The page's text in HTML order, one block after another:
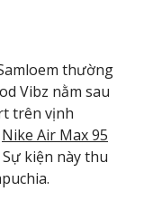
thường
Vibz nằm sau
trên vịnh
Nike Air Max 95
Sự kiện này thu